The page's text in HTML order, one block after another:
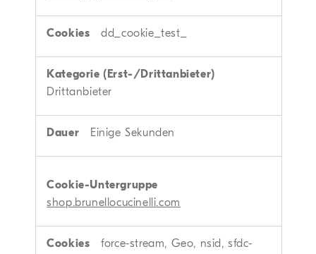
dd_cookie_test_
Drittanbieter
Einige Sekunden
shop.brunellocucinelli.com
force-stream, Geo, nsid, sfdc-